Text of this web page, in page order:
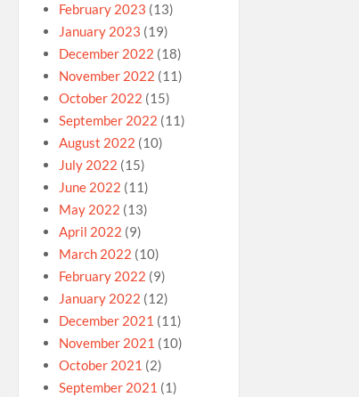
February 2023 (13)
January 2023 (19)
December 2022 (18)
November 2022 (11)
October 2022 (15)
September 2022 (11)
August 2022 (10)
July 2022 (15)
June 2022 (11)
May 2022 (13)
April 2022 (9)
March 2022 (10)
February 2022 (9)
January 2022 (12)
December 2021 (11)
November 2021 (10)
October 2021 (2)
September 2021 (1)